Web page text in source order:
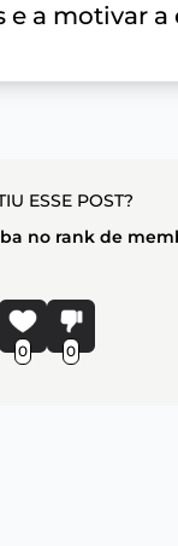
a motivar
ESSE POST?
no rank de
0 0